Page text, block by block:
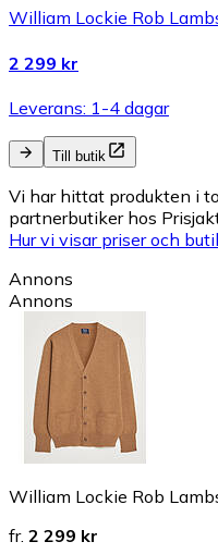
William Lockie Rob
2 299 kr
Leverans: 1-4 dagar
Till butik
Vi har hittat produkten i
partnerbutiker hos
Hur vi visar priser och
Annons
Annons
William Lockie Rob
fr. 2 299 kr